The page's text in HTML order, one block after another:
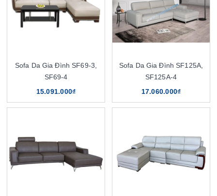
Sofa Da Gia Đình SF69-3,
SF69-4
15.091.000₫
Sofa Da Gia Đình SF125A,
SF125A-4
17.060.000₫